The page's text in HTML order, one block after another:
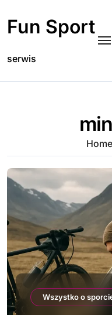
content
Fun Sport
serwis
Home
Wszystko o